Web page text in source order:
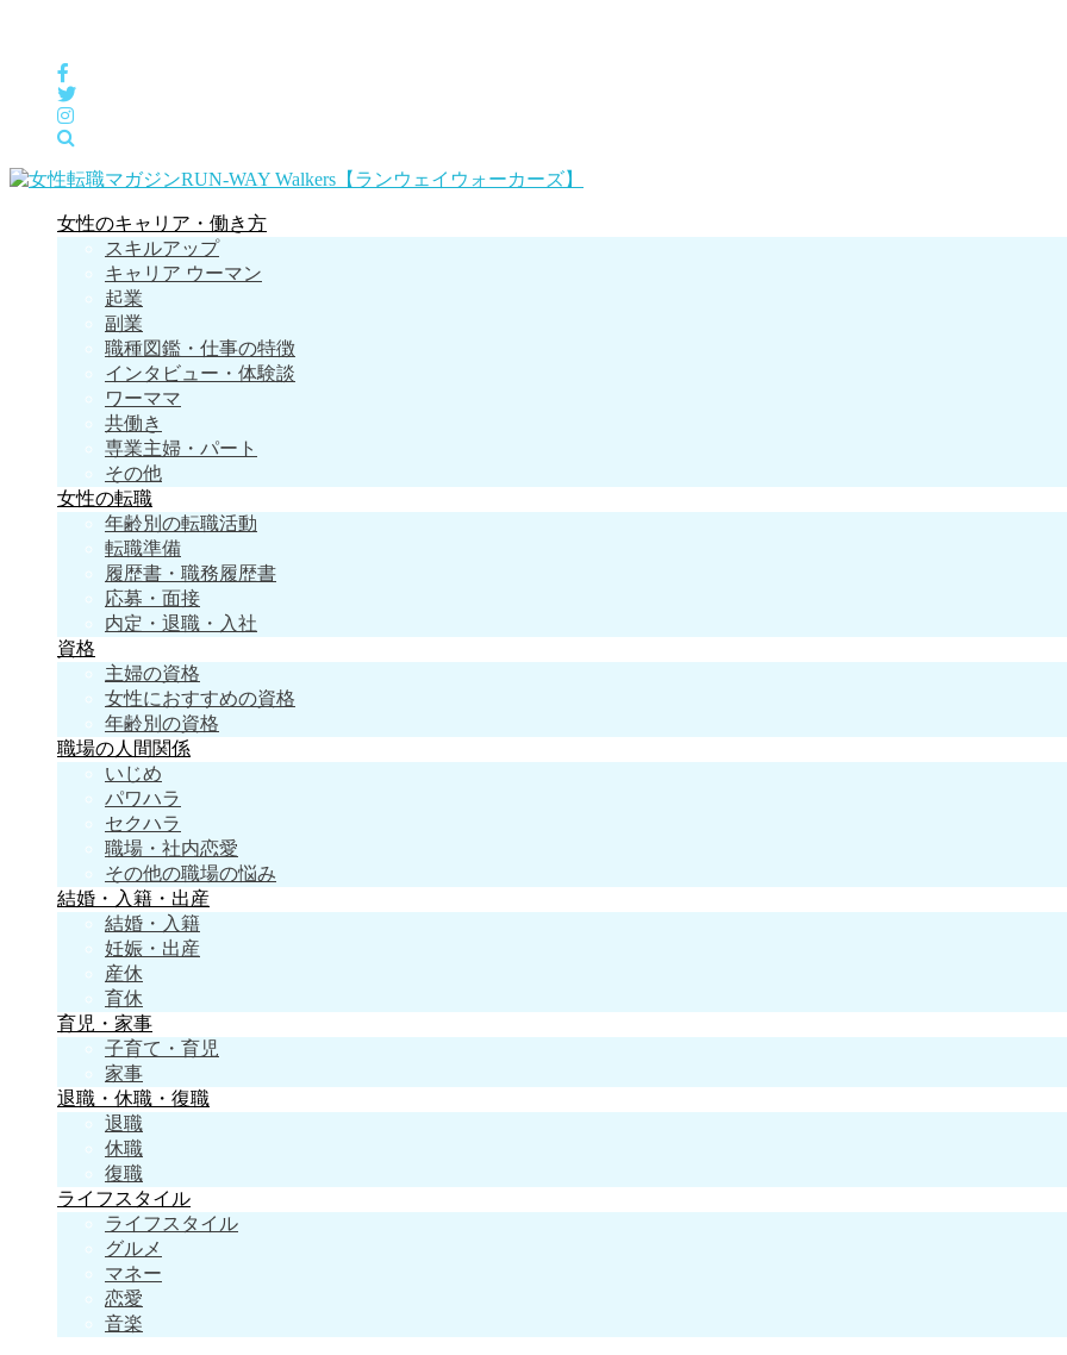
女性のキャリア・働き方
スキルアップ
キャリア ウーマン
起業
副業
職種図鑑・仕事の特徴
インタビュー・体験談
ワーママ
共働き
専業主婦・パート
その他
女性の転職
年齢別の転職活動
転職準備
履歴書・職務履歴書
応募・面接
内定・退職・入社
資格
主婦の資格
女性におすすめの資格
年齢別の資格
職場の人間関係
いじめ
パワハラ
セクハラ
職場・社内恋愛
その他の職場の悩み
結婚・入籍・出産
結婚・入籍
妊娠・出産
産休
育休
育児・家事
子育て・育児
家事
退職・休職・復職
退職
休職
復職
ライフスタイル
ライフスタイル
グルメ
マネー
恋愛
音楽